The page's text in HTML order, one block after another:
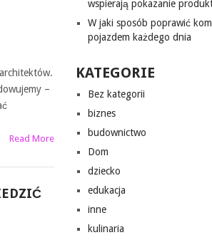
–
Read More
wspierają pokazanie
W jaki sposób poprawić
pojazdem każdego dnia
KATEGORIE
Bez kategorii
biznes
budownictwo
Dom
dziecko
edukacja
inne
kulinaria